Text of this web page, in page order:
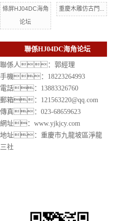
條屏HJ04DC海角
论坛
重慶木雕仿古門...
聯係HJ04DC海角论坛
聯係人：郭經理
手機：18223264993
電話：13883326760
郵箱：121563220@qq.com
傳真：023-68659623
網址： www.yjkjcy.com
地址：重慶市九龍坡區淨龍
三社